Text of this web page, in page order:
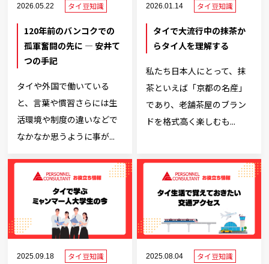
2026.05.22 タイ豆知識
120年前のバンコクでの
孤軍奮闘の先に ― 安井て
つの手記
タイや外国で働いている
と、言葉や慣習さらには生
活環境や制度の違いなどで
なかなか思うように事が...
2026.01.14 タイ豆知識
タイで大流行中の抹茶か
らタイ人を理解する
私たち日本人にとって、抹
茶といえば「京都の名産」
であり、老舗茶屋のブラン
ドを格式高く楽しむも...
2025.09.18 タイ豆知識 2025.08.04 タイ豆知識